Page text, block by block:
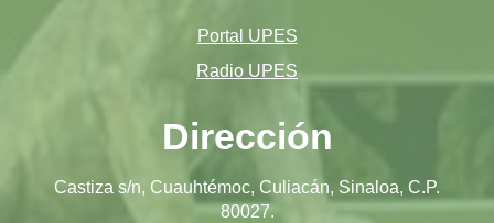
Portal UPES
Radio UPES
Dirección
Castiza s/n, Cuauhtémoc, Culiacán, Sinaloa, C.P.
80027.